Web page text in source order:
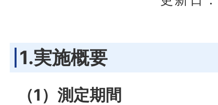
1.実施概要
（1）測定期間